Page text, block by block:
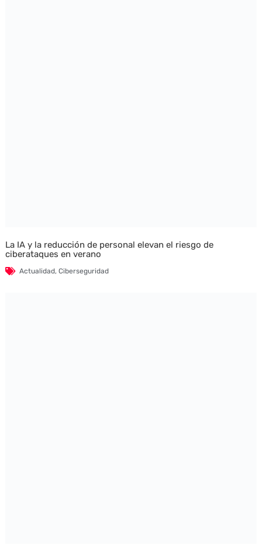
La IA y la reducción de personal elevan el riesgo de
ciberataques en verano
Actualidad, Ciberseguridad